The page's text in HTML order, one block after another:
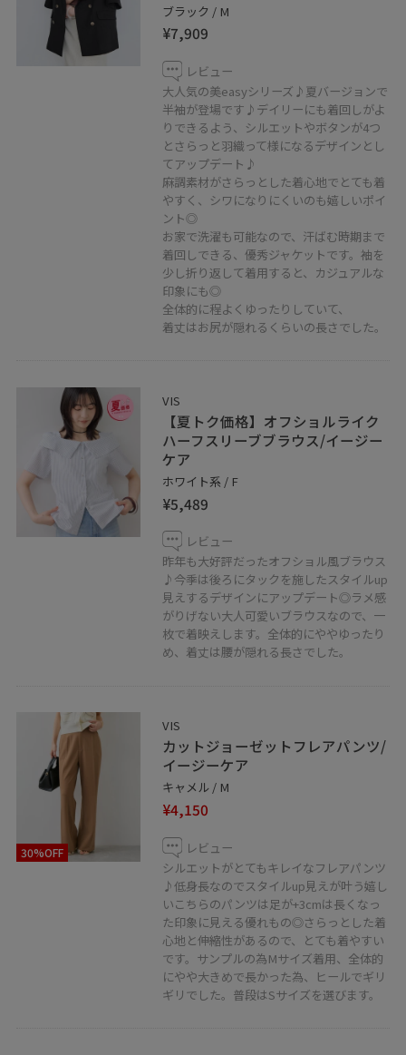
気軽にフォロー、お気に入り登録♡して下さい♪
最近インスタはじめました♪@_ichi___v
※室内での撮影画像は光の当たり具合で色味が異なって
見える場合がございます為、商品の色味は公式の画像を
ブラック / M
¥7,909
レビュー
大人気の美easyシリーズ♪夏バージョンで
半袖が登場です♪デイリーにも着回しがよ
りできるよう、シルエットやボタンが4つ
とさらっと羽織って様になるデザインとし
てアップデート♪
麻調素材がさらっとした着心地でとても着
やすく、シワになりにくいのも嬉しいポイ
ント◎
お家で洗濯も可能なので、汗ばむ時期まで
着回しできる、優秀ジャケットです。袖を
少し折り返して着用すると、カジュアルな
印象にも◎
全体的に程よくゆったりしていて、
着丈はお尻が隠れるくらいの長さでした。
VIS
【夏トク価格】オフショルライク
ハーフスリーブブラウス/イージー
ケア
ホワイト系 / F
¥5,489
レビュー
昨年も大好評だったオフショル風ブラウス
♪今季は後ろにタックを施したスタイルup
見えするデザインにアップデート◎ラメ感
がりげない大人可愛いブラウスなので、一
枚で着映えします。全体的にややゆったり
め、着丈は腰が隠れる長さでした。
30%OFF
VIS
カットジョーゼットフレアパンツ/
イージーケア
キャメル / M
¥4,150
レビュー
シルエットがとてもキレイなフレアパンツ
♪低身長なのでスタイルup見えが叶う嬉し
いこちらのパンツは足が+3cmは長くなっ
た印象に見える優れもの◎さらっとした着
心地と伸縮性があるので、とても着やすい
です。サンプルの為Mサイズ着用、全体的
にやや大きめで長かった為、ヒールでギリ
ギリでした。普段はSサイズを選びます。